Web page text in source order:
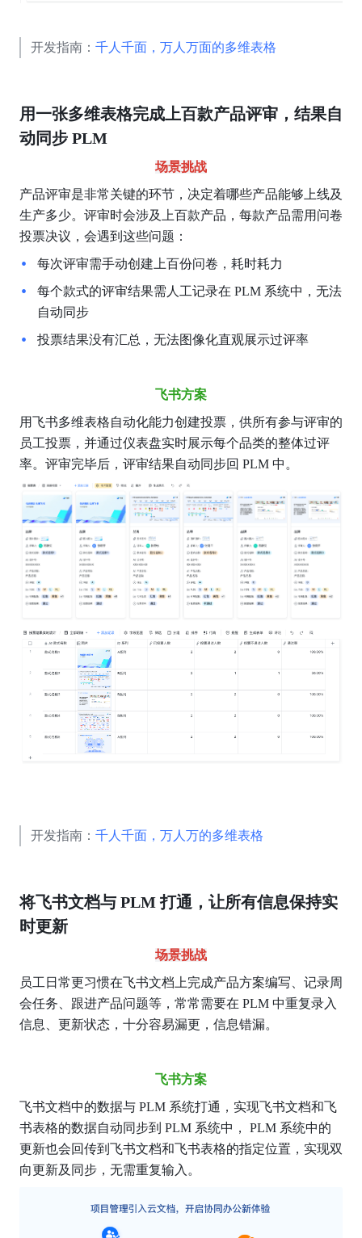
开发指南： 千人千面，万人万面的多维表格
用一张多维表格完成上百款产品评审，结果自
动同步 PLM
场景挑战
产品评审是非常关键的环节，决定着哪些产品能够上线及
生产多少。评审时会涉及上百款产品，每款产品需用问卷
投票决议，会遇到这些问题：
每次评审需手动创建上百份问卷，耗时耗力
每个款式的评审结果需人工记录在 PLM 系统中，无法
自动同步
投票结果没有汇总，无法图像化直观展示过评率
飞书方案
用飞书多维表格自动化能力创建投票，供所有参与评审的
员工投票，并通过仪表盘实时展示每个品类的整体过评
率。评审完毕后，评审结果自动同步回 PLM 中。
开发指南： 千人千面，万人万的多维表格
将飞书文档与 PLM 打通，让所有信息保持实
时更新
场景挑战
员工日常更习惯在飞书文档上完成产品方案编写、记录周
会任务、跟进产品问题等，常常需要在 PLM 中重复录入
信息、更新状态，十分容易漏更，信息错漏。
飞书方案
飞书文档中的数据与 PLM 系统打通，实现飞书文档和飞
书表格的数据自动同步到 PLM 系统中， PLM 系统中的
更新也会回传到飞书文档和飞书表格的指定位置，实现双
向更新及同步，无需重复输入。